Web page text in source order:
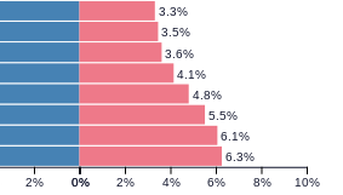
6.3%
6.1%
5.5%
4.8%
4.1%
3.6%
3.5%
3.3%
0% 2% 4% 6% 8% 10%
2% 0%